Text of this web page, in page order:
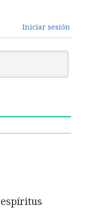
Iniciar sesión